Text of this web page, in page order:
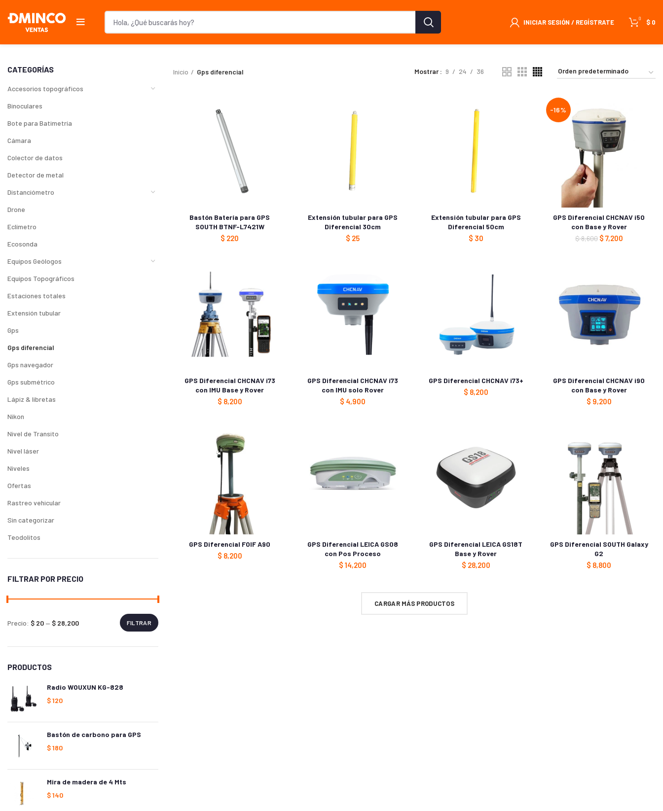
INICIAR SESIÓN / REGÍSTRATE 0 $ 0
CATEGORÍAS
Accesorios topográficos
Binoculares
Bote para Batimetría
Cámara
Colector de datos
Detector de metal
Distanciómetro
Drone
Eclímetro
Ecosonda
Equipos Geólogos
Equipos Topográficos
Estaciones totales
Extensión tubular
Gps
Gps diferencial
Gps navegador
Gps submétrico
Lápiz & libretas
Nikon
Nivel de Transito
Nivel láser
Niveles
Ofertas
Rastreo vehicular
Sin categorizar
Teodolitos
FILTRAR POR PRECIO
FILTRAR
Precio: $ 20 — $ 28,200
PRODUCTOS
Radio WOUXUN KG-828
$120
Bastón de carbono para GPS
$180
Mira de madera de 4 Mts
$140
Inicio Gps diferencial Mostrar 9 24 36
Bastón Batería para GPS
SOUTH BTNF-L7421W
$ 220
Extensión tubular para GPS
Diferencial 30cm
$ 25
Extensión tubular para GPS
Diferencial 50cm
$ 30
-16%
GPS Diferencial CHCNAV i50
con Base y Rover
$8,600 $ 7,200
GPS Diferencial CHCNAV i73
con IMU Base y Rover
$ 8,200
GPS Diferencial CHCNAV i73
con IMU solo Rover
$ 4,900
GPS Diferencial CHCNAV i73+
$ 8,200
GPS Diferencial CHCNAV i90
con Base y Rover
$ 9,200
GPS Diferencial FOIF A90
$ 8,200
GPS Diferencial LEICA GS08
con Pos Proceso
$ 14,200
GPS Diferencial LEICA GS18T
Base y Rover
$ 28,200
GPS Diferencial SOUTH Galaxy
G2
$ 8,800
CARGAR MÁS PRODUCTOS